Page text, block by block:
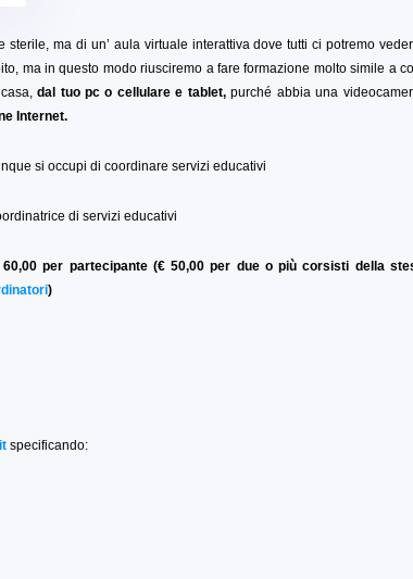
sterile, ma di un’ aula virtuale interattiva dove tutti ci potremo
ma in questo modo riusciremo a fare formazione molto simile a
casa,dal tuo pc o cellulare e tablet,purché abbia una
Internet.
si occupi di coordinare servizi educativi
di servizi educativi
per partecipante (€ 50,00 per due o più corsisti della
)
specificando: